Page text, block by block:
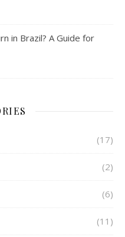
in Brazil? A Guide for
(17)
(2)
(6)
(11)